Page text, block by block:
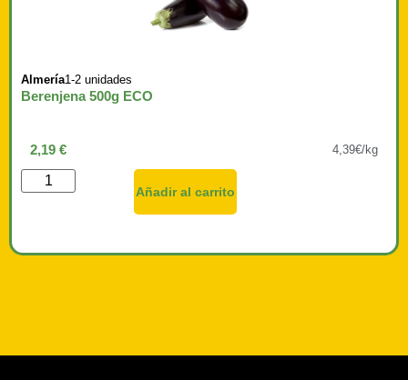
Almería1-2 unidades
Berenjena 500g ECO
2,19 € 4,39€/kg
Añadir al carrito